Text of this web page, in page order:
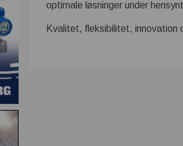
optimale løsninger under
Kvalitet, fleksibilitet, innovation